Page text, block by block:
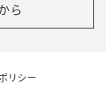
ら
リシー